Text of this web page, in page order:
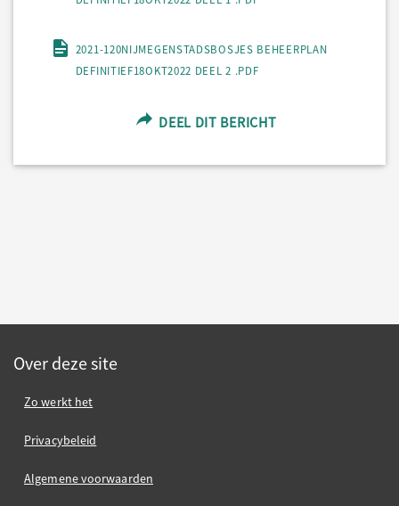
2021-120NIJMEGENSTADSBOSJES BEHEERPLAN
DEFINITIEF18OKT2022 DEEL 2 .PDF
DEEL DIT BERICHT
Over deze site
Zo werkt het
Privacybeleid
Algemene voorwaarden